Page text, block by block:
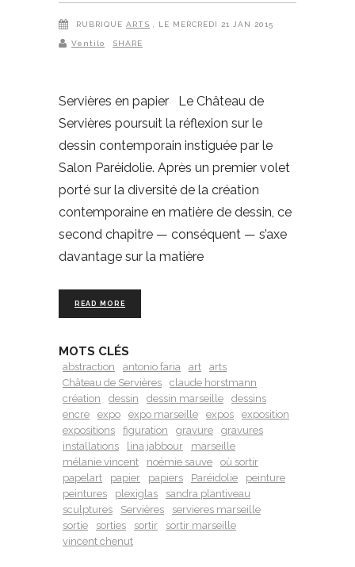
RUBRIQUE ARTS , LE MERCREDI 21 JAN 2015
Ventilo SHARE
Servières en papier Le Château de
Servières poursuit la réflexion sur le
dessin contemporain instiguée par le
Salon Paréidolie. Après un premier volet
porté sur la diversité de la création
contemporaine en matière de dessin, ce
second chapitre — conséquent — s’axe
davantage sur la matière
READ MORE
MOTS CLÉS
abstraction antonio faria art
arts
Château de Servières
claude horstmann
création
dessin dessin marseille
dessins
encre
expo expo marseille expos
exposition
expositions
figuration gravure
gravures
installations
lina jabbour
marseille
mélanie vincent
noémie sauve
où sortir
papelart
papier papiers Paréidolie
peinture
peintures
plexiglas
sandra plantiveau
sculptures
Servières
servieres marseille
sortie
sorties sortir
sortir marseille
vincent chenut